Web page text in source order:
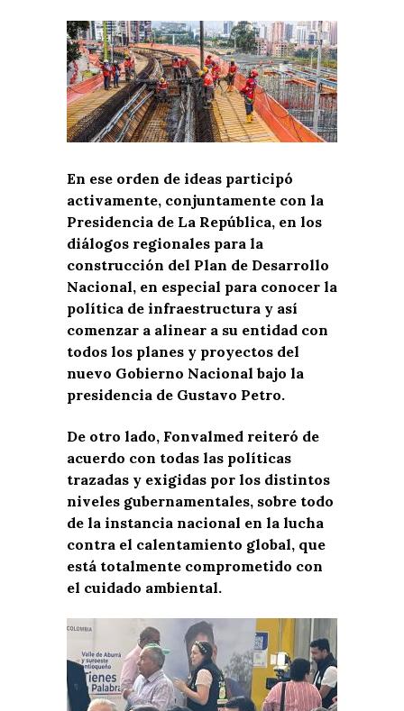
En ese orden de ideas participó
activamente, conjuntamente con la
Presidencia de La República, en los
diálogos regionales para la
construcción del Plan de Desarrollo
Nacional, en especial para conocer la
política de infraestructura y así
comenzar a alinear a su entidad con
todos los planes y proyectos del
nuevo Gobierno Nacional bajo la
presidencia de Gustavo Petro.
De otro lado, Fonvalmed reiteró de
acuerdo con todas las políticas
trazadas y exigidas por los distintos
niveles gubernamentales, sobre todo
de la instancia nacional en la lucha
contra el calentamiento global, que
está totalmente comprometido con
el cuidado ambiental.